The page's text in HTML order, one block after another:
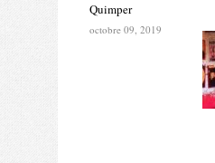
Quimper
octobre 09, 2019